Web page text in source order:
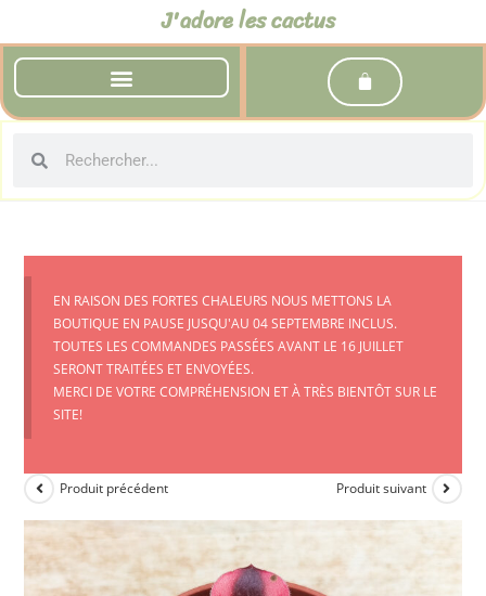
J'adore les cactus
EN RAISON DES FORTES CHALEURS NOUS METTONS LA
BOUTIQUE EN PAUSE JUSQU'AU 04 SEPTEMBRE INCLUS.
TOUTES LES COMMANDES PASSÉES AVANT LE 16 JUILLET
SERONT TRAITÉES ET ENVOYÉES.
MERCI DE VOTRE COMPRÉHENSION ET À TRÈS BIENTÔT SUR LE
SITE!
Produit précédent Produit suivant